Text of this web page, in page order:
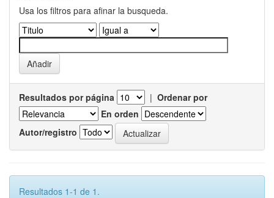
Usa los filtros para afinar la busqueda.
Resultados por página | Ordenar por
En orden
Autor/registro
Resultados 1-1 de 1.